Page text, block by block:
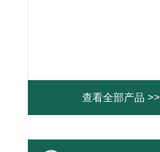
查看全部产品 >>